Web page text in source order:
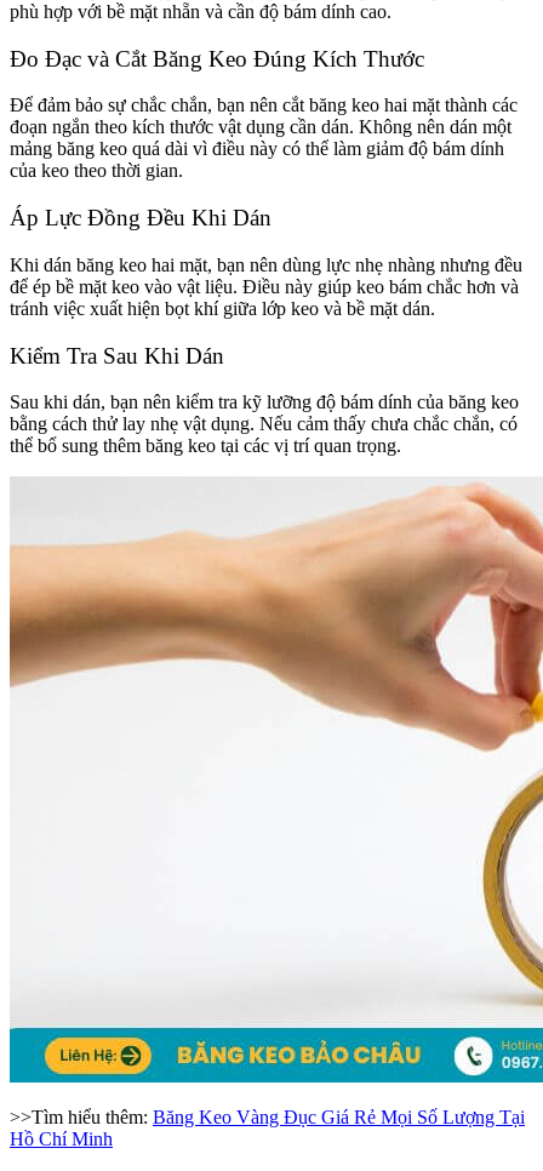
phù hợp với bề mặt nhẵn và cần độ bám dính cao.
Đo Đạc và Cắt Băng Keo Đúng Kích Thước
Để đảm bảo sự chắc chắn, bạn nên cắt băng keo hai mặt thành các
đoạn ngắn theo kích thước vật dụng cần dán. Không nên dán một
mảng băng keo quá dài vì điều này có thể làm giảm độ bám dính
của keo theo thời gian.
Áp Lực Đồng Đều Khi Dán
Khi dán băng keo hai mặt, bạn nên dùng lực nhẹ nhàng nhưng đều
để ép bề mặt keo vào vật liệu. Điều này giúp keo bám chắc hơn và
tránh việc xuất hiện bọt khí giữa lớp keo và bề mặt dán.
Kiểm Tra Sau Khi Dán
Sau khi dán, bạn nên kiểm tra kỹ lưỡng độ bám dính của băng keo
bằng cách thử lay nhẹ vật dụng. Nếu cảm thấy chưa chắc chắn, có
thể bổ sung thêm băng keo tại các vị trí quan trọng.
>>Tìm hiểu thêm: Băng Keo Vàng Đục Giá Rẻ Mọi Số Lượng Tại
Hồ Chí Minh